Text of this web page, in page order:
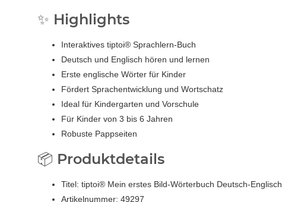
✨ Highlights
Interaktives tiptoi® Sprachlern-Buch
Deutsch und Englisch hören und lernen
Erste englische Wörter für Kinder
Fördert Sprachentwicklung und Wortschatz
Ideal für Kindergarten und Vorschule
Für Kinder von 3 bis 6 Jahren
Robuste Pappseiten
📦 Produktdetails
Titel: tiptoi® Mein erstes Bild-Wörterbuch Deutsch-Englisch
Artikelnummer: 49297